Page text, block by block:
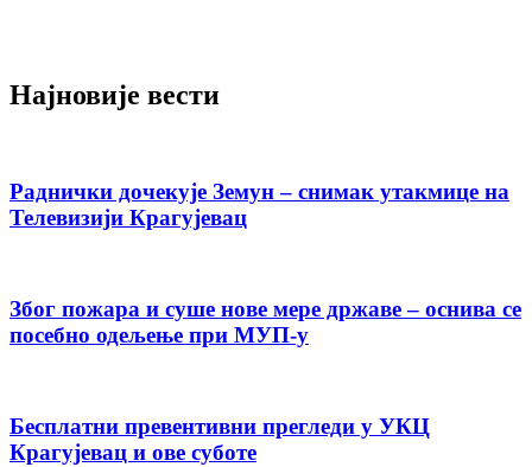
Најновије вести
Раднички дочекује Земун – снимак утакмице на
Телевизији Крагујевац
Због пожара и суше нове мере државе – оснива се
посебно одељење при МУП-у
Бесплатни превентивни прегледи у УКЦ
Крагујевац и ове суботе